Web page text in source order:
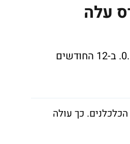
עלה
האינפלציה התחזקה ב-0.3%, כאשר הכלכלנים ציפו לעלייה חודשית של 0.5%. ב-12 החודשים
כך עולה